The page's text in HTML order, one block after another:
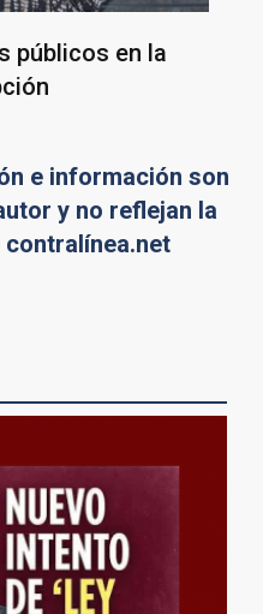
públicos en la
e información son
y no reflejan la